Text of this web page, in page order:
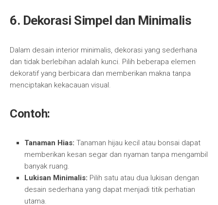
6. Dekorasi Simpel dan Minimalis
Dalam desain interior minimalis, dekorasi yang sederhana
dan tidak berlebihan adalah kunci. Pilih beberapa elemen
dekoratif yang berbicara dan memberikan makna tanpa
menciptakan kekacauan visual.
Contoh:
Tanaman Hias: Tanaman hijau kecil atau bonsai dapat
memberikan kesan segar dan nyaman tanpa mengambil
banyak ruang.
Lukisan Minimalis: Pilih satu atau dua lukisan dengan
desain sederhana yang dapat menjadi titik perhatian
utama.